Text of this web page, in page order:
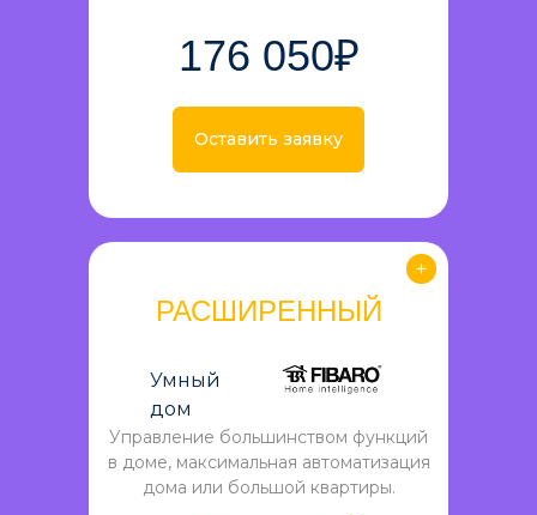
Оставить заявку
176 050₽
РАСШИРЕННЫЙ
Управление большинством функций
в доме, максимальная автоматизация
дома или большой квартиры.
Умный
дом